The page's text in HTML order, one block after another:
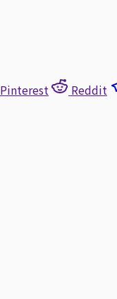
Pinterest Reddit